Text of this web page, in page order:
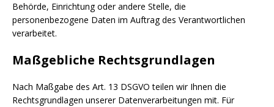
Behörde, Einrichtung oder andere Stelle, die
personenbezogene Daten im Auftrag des Verantwortlichen
verarbeitet.
Maßgebliche Rechtsgrundlagen
Nach Maßgabe des Art. 13 DSGVO teilen wir Ihnen die
Rechtsgrundlagen unserer Datenverarbeitungen mit. Für